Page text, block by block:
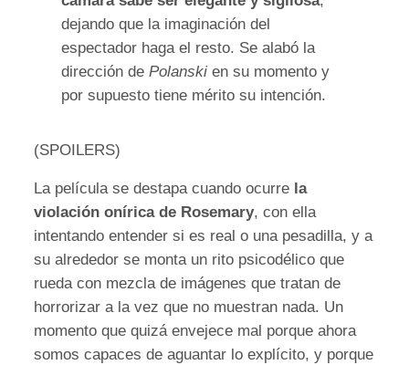
dejando que la imaginación del
espectador haga el resto. Se alabó la
dirección dePolanskien su momento y
por supuesto tiene mérito su intención.
(SPOILERS)
La película se destapa cuando ocurre la
violación onírica de Rosemary, con ella
intentando entender si es real o una pesadilla, y a
su alrededor se monta un rito psicodélico que
rueda con mezcla de imágenes que tratan de
horrorizar a la vez que no muestran nada. Un
momento que quizá envejece mal porque ahora
somos capaces de aguantar lo explícito, y porque